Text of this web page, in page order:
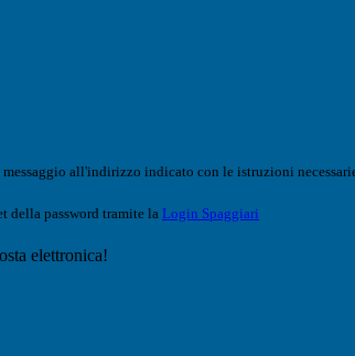
all'indirizzo indicato con le istruzioni
della password tramite la Login Spaggiari
elettronica!